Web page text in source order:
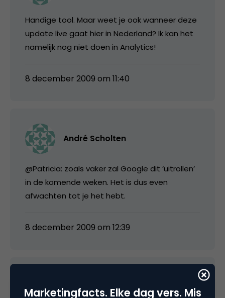
Handige tool. Maar weet je ook wanneer deze
update live gaat hier in Nederland? Ik kan het
namelijk nog niet doen in Analytics!
8 december 2009 om 11:40
André Scholten
@Patricia: zoals vaker zal Google dit ‘uitrollen’
in de komende weken. Het is dus even
afwachten tot je het hebt.
8 december 2009 om 12:39
Patricia Haak
Marketingfacts. Elke dag vers. Mis